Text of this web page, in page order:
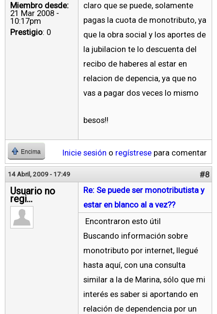
Miembro desde:
21 Mar 2008 -
10:17pm
Prestigio: 0
claro que se puede, solamente
pagas la cuota de monotributo, ya
que la obra social y los aportes de
la jubilacion te lo descuenta del
recibo de haberes al estar en
relacion de depencia, ya que no
vas a pagar dos veces lo mismo
besos!!
Encima Inicie sesión o regístrese para comentar
14 Abril, 2009 - 17:49 #8
Usuario no
regi...
Re: Se puede ser monotributista y
estar en blanco al a vez??
Encontraron esto útil
Buscando información sobre
monotributo por internet, llegué
hasta aquí, con una consulta
similar a la de Marina, sólo que mi
interés es saber si aportando en
relación de dependencia por un